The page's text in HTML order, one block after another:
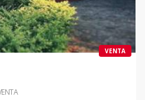
VENTA